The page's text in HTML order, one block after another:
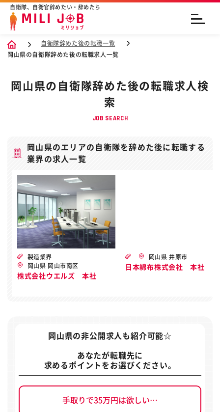
自衛隊、自衛官辞めたい・辞めたら
自衛隊辞めた後の転職一覧
岡山県の自衛隊辞めた後の転職求人一覧
岡山県の自衛隊辞めた後の転職求人検
索
JOB SEARCH
岡山県のエリアの自衛隊を辞めた後に転職する
業界の求人一覧
製造業界
岡山県 岡山市南区
株式会社ウエルズ 本社
岡山県 井原市
日本綿布株式会社 本社
岡山県の非公開求人 も紹介可能☆
あなたが転職先に
求めるポイントをお選びください。
手取りで35万円は欲しい…